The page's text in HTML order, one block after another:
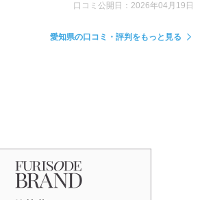
口コミ公開日：2026年04月19日
愛知県の口コミ・評判をもっと見る